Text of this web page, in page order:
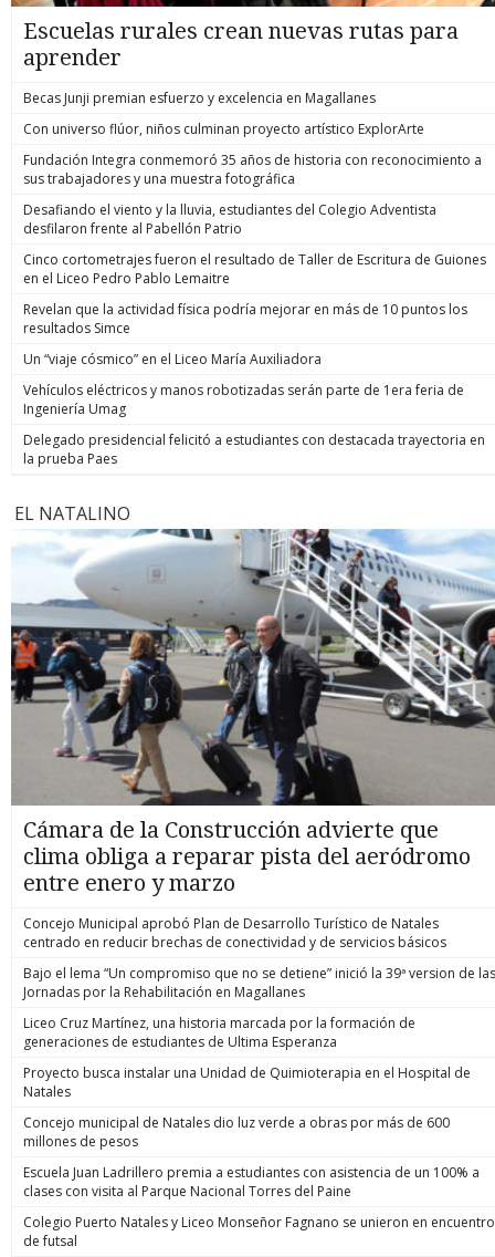
Escuelas rurales crean nuevas rutas para
aprender
Becas Junji premian esfuerzo y excelencia en Magallanes
Con universo flúor, niños culminan proyecto artístico ExplorArte
Fundación Integra conmemoró 35 años de historia con reconocimiento a
sus trabajadores y una muestra fotográfica
Desafiando el viento y la lluvia, estudiantes del Colegio Adventista
desfilaron frente al Pabellón Patrio
Cinco cortometrajes fueron el resultado de Taller de Escritura de Guiones
en el Liceo Pedro Pablo Lemaitre
Revelan que la actividad física podría mejorar en más de 10 puntos los
resultados Simce
Un “viaje cósmico” en el Liceo María Auxiliadora
Vehículos eléctricos y manos robotizadas serán parte de 1era feria de
Ingeniería Umag
Delegado presidencial felicitó a estudiantes con destacada trayectoria en
la prueba Paes
EL NATALINO
Cámara de la Construcción advierte que
clima obliga a reparar pista del aeródromo
entre enero y marzo
Concejo Municipal aprobó Plan de Desarrollo Turístico de Natales
centrado en reducir brechas de conectividad y de servicios básicos
Bajo el lema “Un compromiso que no se detiene” inició la 39ª version de las
Jornadas por la Rehabilitación en Magallanes
Liceo Cruz Martínez, una historia marcada por la formación de
generaciones de estudiantes de Ultima Esperanza
Proyecto busca instalar una Unidad de Quimioterapia en el Hospital de
Natales
Concejo municipal de Natales dio luz verde a obras por más de 600
millones de pesos
Escuela Juan Ladrillero premia a estudiantes con asistencia de un 100% a
clases con visita al Parque Nacional Torres del Paine
Colegio Puerto Natales y Liceo Monseñor Fagnano se unieron en encuentro
de futsal